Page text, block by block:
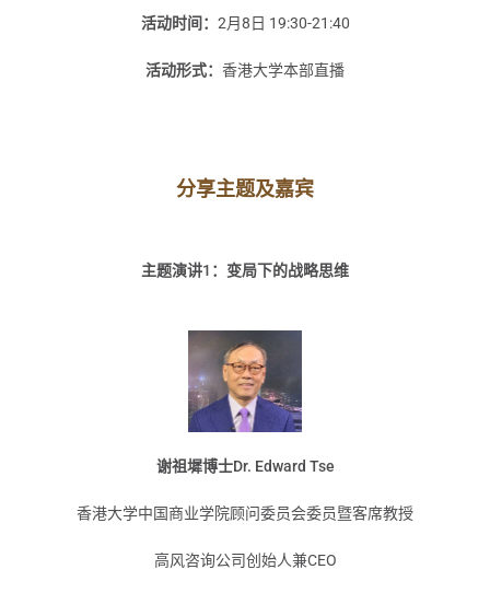
活动时间： 2月8日 19:30-21:40
活动形式： 香港大学本部直播
分享主题及嘉宾
主题演讲1：变局下的战略思维
谢祖墀博士Dr. Edward Tse
香港大学中国商业学院顾问委员会委员暨客席教授
高风咨询公司创始人兼CEO